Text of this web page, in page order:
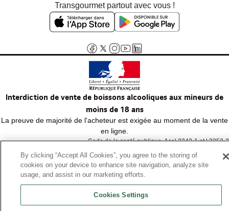
Transgourmet partout avec vous !
Interdiction de vente de boissons alcooliques aux mineurs de
moins de 18 ans
La preuve de majorité de l'acheteur est exigée au moment de la vente
en ligne.
Code de la santé publique, Aar.l.3342-1 et l.3353-3
© Tous droits réservés
By clicking “Accept All Cookies”, you agree to the storing of
cookies on your device to enhance site navigation, analyze site
usage, and assist in our marketing efforts.
Cookies Settings